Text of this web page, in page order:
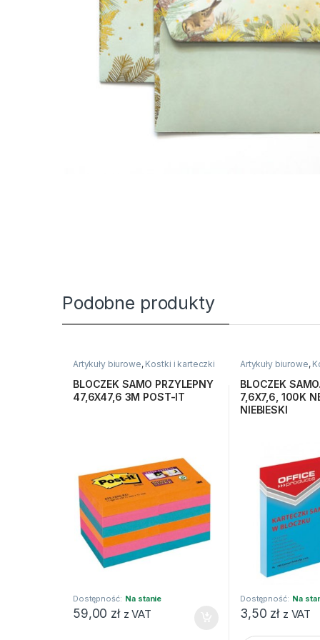
Podobne produkty
Artykuły biurowe, Kostki i karteczki
BLOCZEK SAMO PRZYLEPNY
47,6X47,6 3M POST-IT
Dostępność: Na stanie
59,00 zł z VAT
Artykuły biurowe,
BLOCZEK
7,6X7,6, 100K
NIEBIESKI
Dostępność: Na
3,50 zł z VAT